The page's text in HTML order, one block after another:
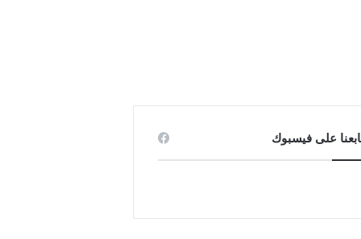
على فيسبوك